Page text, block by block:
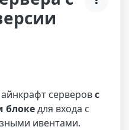
серверовс
блокедля входа с
ивентами.